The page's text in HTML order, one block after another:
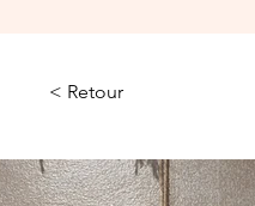
< Retour